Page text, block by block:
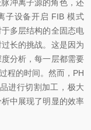
离子源的角色，还
子设备开启 FIB 模式
对于多层结构的全固态电
长的挑战。这是因为
析，每一层都需要
的时间。然而，PH
行切割加工，极大
析中展现了明显的效率